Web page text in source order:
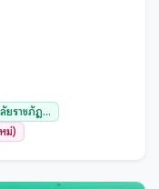
ยราชภัฏ...
ม่)